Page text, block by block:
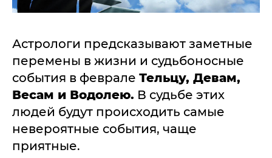
Астрологи предсказывают заметные
перемены в жизни и судьбоносные
события в феврале Тельцу, Девам,
Весам и Водолею. В судьбе этих
людей будут происходить самые
невероятные события, чаще
приятные.